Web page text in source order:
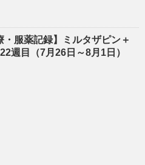
・服薬記録】ミルタザピン＋
週目（7月26日～8月1日）